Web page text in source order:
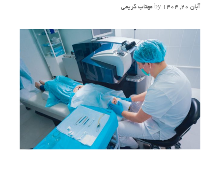
آبان 20, 1404 by مهتاب کریمی